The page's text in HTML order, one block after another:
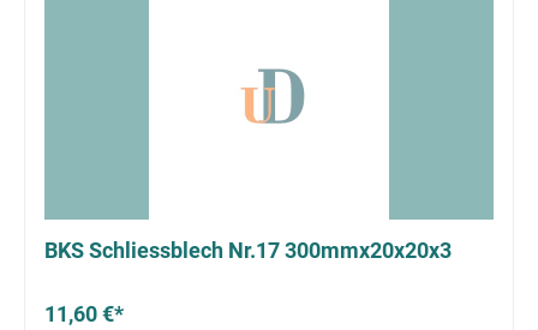
BKS Schliessblech Nr.17 300mmx20x20x3
11,60 €*